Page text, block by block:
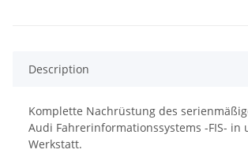
Description
Komplette Nachrüstung des
Audi Fahrerinformationssystems -FIS- in
Werkstatt.